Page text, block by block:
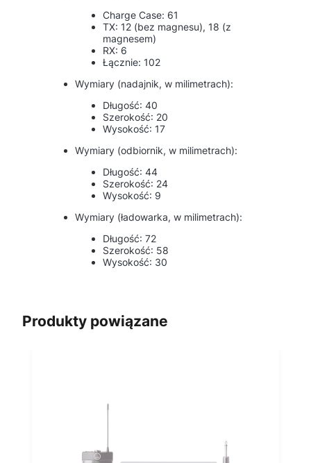
Charge Case: 61
TX: 12 (bez magnesu), 18 (z
magnesem)
RX: 6
Łącznie: 102
Wymiary (nadajnik, w milimetrach):
Długość: 40
Szerokość: 20
Wysokość: 17
Wymiary (odbiornik, w milimetrach):
Długość: 44
Szerokość: 24
Wysokość: 9
Wymiary (ładowarka, w milimetrach):
Długość: 72
Szerokość: 58
Wysokość: 30
Produkty powiązane